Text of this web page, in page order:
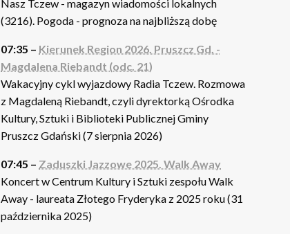
Nasz Tczew - magazyn wiadomości lokalnych
(3216). Pogoda - prognoza na najbliższą dobę
07:35 – Kierunek Region 2026. Pruszcz Gd. -
Magdalena Riebandt (odc. 21)
Wakacyjny cykl wyjazdowy Radia Tczew. Rozmowa
z Magdaleną Riebandt, czyli dyrektorką Ośrodka
Kultury, Sztuki i Biblioteki Publicznej Gminy
Pruszcz Gdański (7 sierpnia 2026)
07:45 – Zaduszki Jazzowe 2025. Walk Away
Koncert w Centrum Kultury i Sztuki zespołu Walk
Away - laureata Złotego Fryderyka z 2025 roku (31
października 2025)